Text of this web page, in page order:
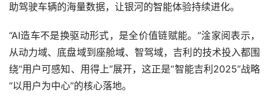
助驾驶车辆的海量数据，让银河的智能体验持续进化。
“AI造车不是换驱动形式，是全价值链赋能。”淦家阅表示，
从动力域、底盘域到座舱域、智驾域，吉利的技术投入都围
绕“用户可感知、用得上”展开，这正是“智能吉利2025”战略
“以用户为中心”的核心落地。